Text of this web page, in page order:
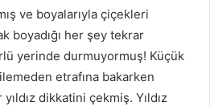
ve boyalarıyla çiçekleri
boyadığı her şey tekrar
yerinde durmuyormuş! Küçük
etrafına bakarken
dikkatini çekmiş. Yıldız